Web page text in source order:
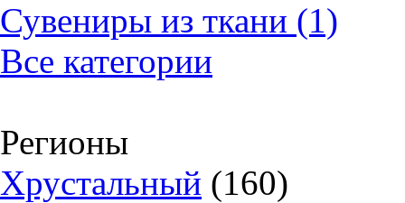
Сувениры из ткани (1)
Все категории
Регионы
Хрустальный (160)